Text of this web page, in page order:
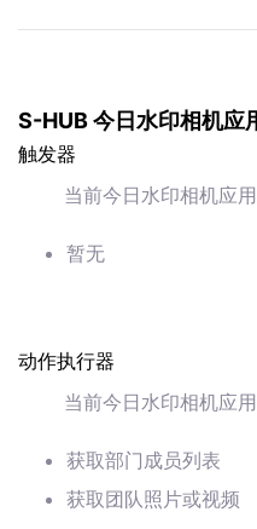
S-HUB 今日水印相机应
触发器
当前今日水印相机应
暂无
动作执行器
当前今日水印相机应
获取部门成员列表
获取团队照片或视频